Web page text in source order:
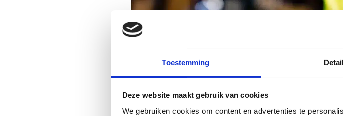
Toestemming
Deze website maakt gebruik van cookies
We gebruiken cookies om content en advertenties te